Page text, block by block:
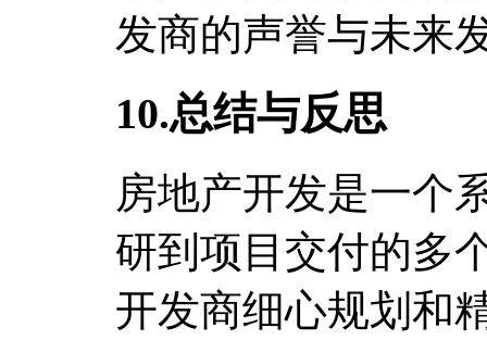
发商的声誉与未来
10.总结与反思
房地产开发是一个
研到项目交付的多
开发商细心规划和